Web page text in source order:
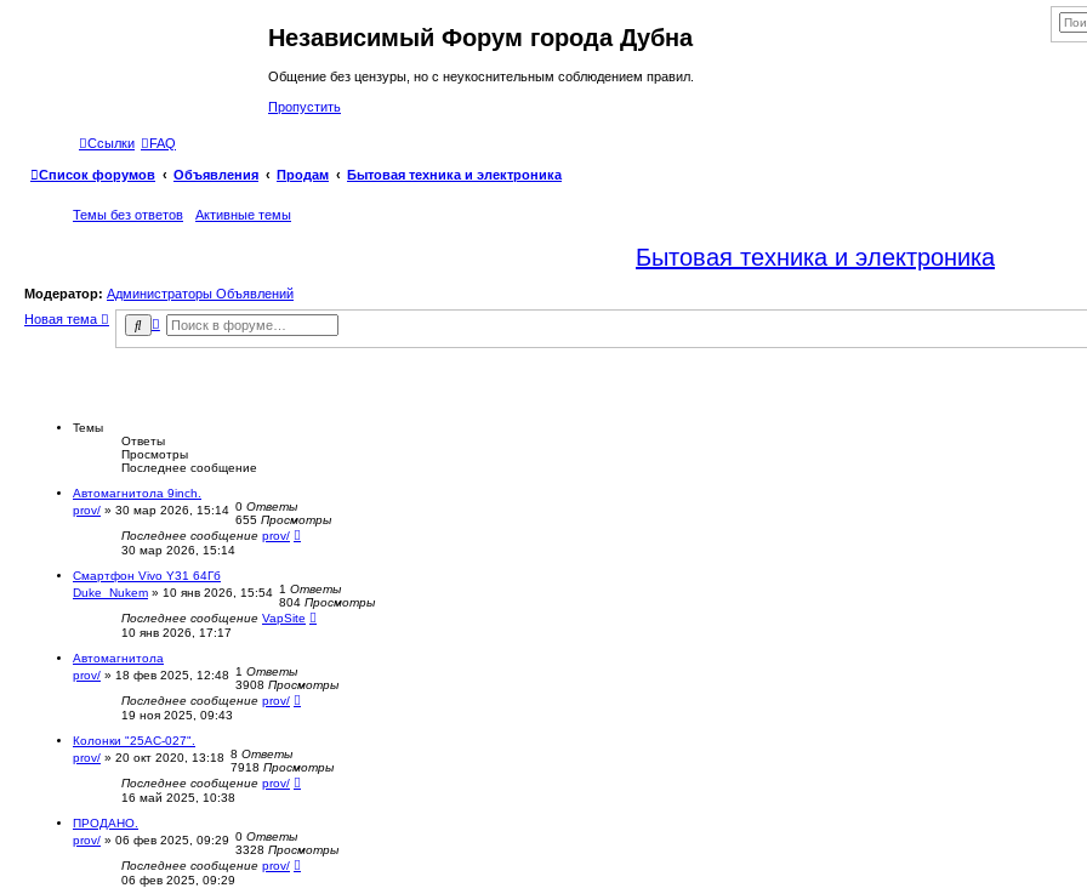
Независимый Форум города Дубна
Общение без цензуры, но с неукоснительным соблюдением правил.
Пропустить
Ссылки FAQ
Список форумов Объявления Продам Бытовая техника и электроника
Темы без ответов Активные темы
Бытовая техника и электроника
Модератор: Администраторы Объявлений
Новая тема
П
о
Р
а
с
н
ы
й
о
и
к
Темы
Ответы
Просмотры
Последнее сообщение
Автомагнитола 9inch.
prov/ » 30 мар 2026, 15:14 0 Ответы
655 Просмотры
Последнее сообщение prov/
30 мар 2026, 15:14
Смартфон Vivo Y31 64Гб
Duke_Nukem » 10 янв 2026, 15:54 1 Ответы
804 Просмотры
Последнее сообщение VapSite
10 янв 2026, 17:17
Автомагнитола
prov/ » 18 фев 2025, 12:48 1 Ответы
3908 Просмотры
Последнее сообщение prov/
19 ноя 2025, 09:43
Колонки "25АС-027".
prov/ » 20 окт 2020, 13:18 8 Ответы
7918 Просмотры
Последнее сообщение prov/
16 май 2025, 10:38
ПРОДАНО.
prov/ » 06 фев 2025, 09:29 0 Ответы
3328 Просмотры
Последнее сообщение prov/
06 фев 2025, 09:29